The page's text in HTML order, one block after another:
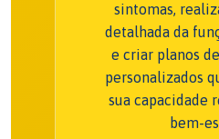
sintomas,
detalhada da
e criar planos
personalizados
sua capacidade
bem-